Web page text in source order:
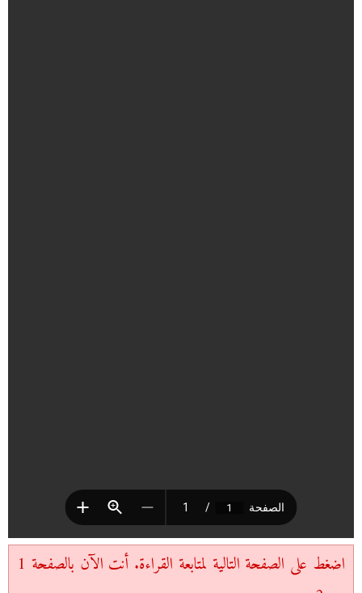
اضغط على الصفحة التالية لمتابعة القراءة. أنت الآن بالصفحة 1